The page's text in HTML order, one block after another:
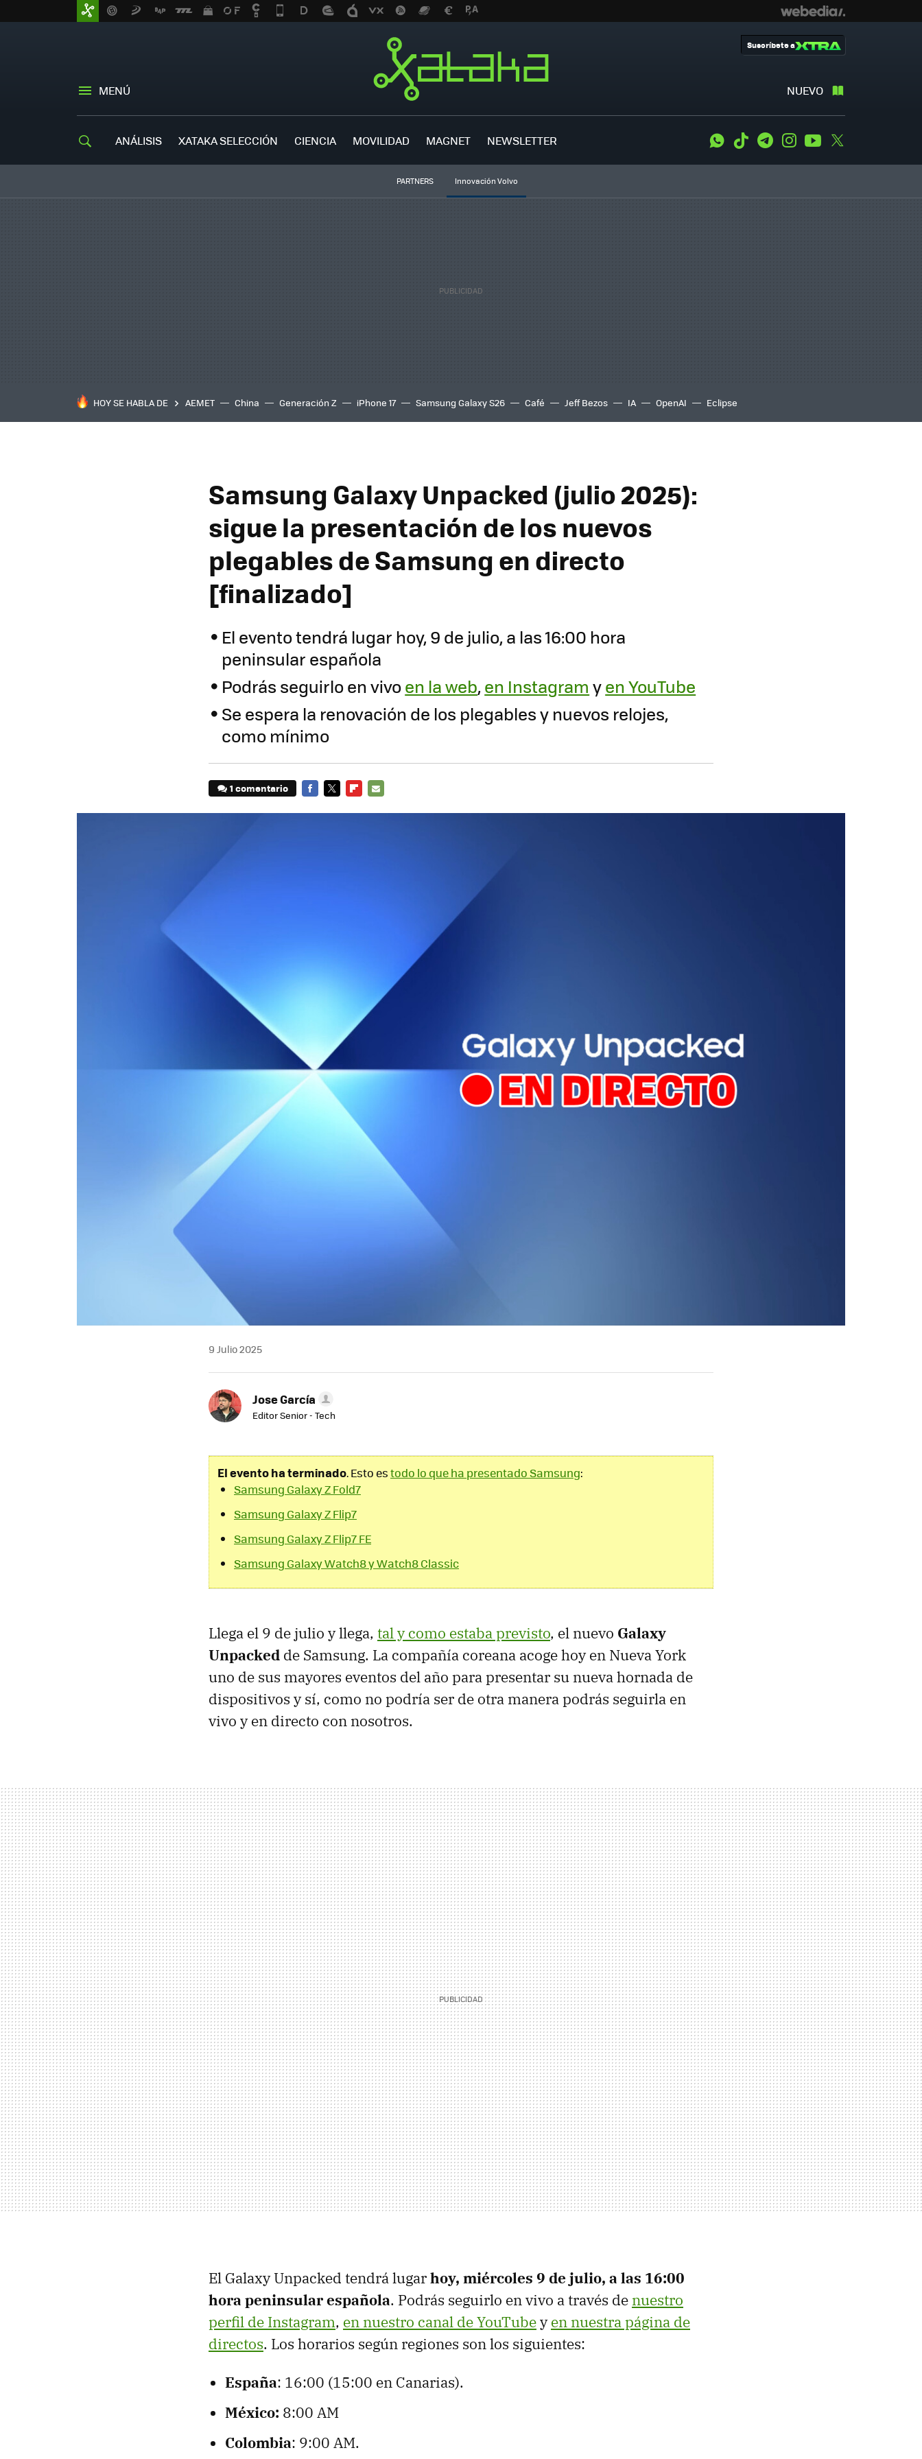
MENÚ NUEVO
Suscríbete a
ANÁLISIS XATAKA SELECCIÓN CIENCIA MOVILIDAD MAGNET NEWSLETTER WhatsApp
Tiktok TelegramInstagramYoutube
PARTNERS Innovación Volvo
HOY SE HABLA DE AEMET China Generación Z iPhone 17 Samsung Galaxy S26 Café Jeff Bezos IA OpenAI Eclipse
Samsung Galaxy Unpacked (julio 2025):
sigue la presentación de los nuevos
plegables de Samsung en directo
[finalizado]
El evento tendrá lugar hoy, 9 de julio, a las 16:00 hora
peninsular española
Podrás seguirlo en vivoen la web, en Instagram yen YouTube
Se espera la renovación de los plegables y nuevos relojes,
como mínimo
1 comentario
9 Julio 2025
Jose García
Editor Senior - Tech
El evento ha terminado. Esto estodo lo que ha presentado Samsung:
Samsung Galaxy Z Fold7
Samsung Galaxy Z Flip7
Samsung Galaxy Z Flip7 FE
Samsung Galaxy Watch8 y Watch8 Classic
Llega el 9 de julio y llega, tal y como estaba previsto, el nuevo Galaxy
Unpacked de Samsung. La compañía coreana acoge hoy en Nueva York
uno de sus mayores eventos del año para presentar su nueva hornada de
dispositivos y sí, como no podría ser de otra manera podrás seguirla en
vivo y en directo con nosotros.
El Galaxy Unpacked tendrá lugarhoy, miércoles 9 de julio, a las 16:00
hora peninsular española. Podrás seguirlo en vivo a través de nuestro
perfil de Instagram, en nuestro canal de YouTubeyen nuestra página de
directos. Los horarios según regiones son los siguientes:
España: 16:00 (15:00 en Canarias).
México: 8:00 AM
Colombia: 9:00 AM.